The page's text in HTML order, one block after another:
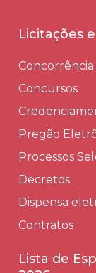
Licitações
Concorrência
Concursos
Pregão
Processos
Decretos
Dispensa
Contratos
Lista de